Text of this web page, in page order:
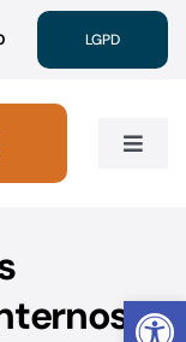
Abrir
LGPD
Toggle